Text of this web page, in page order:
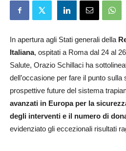
In apertura agli Stati generali della
Italiana, ospitati a Roma dal 24 al
Salute, Orazio Schillaci ha
dell’occasione per fare il punto sulla
prospettive future del sistema
avanzati in Europa per la
degli interventi e il numero di
evidenziato gli eccezionali risultati